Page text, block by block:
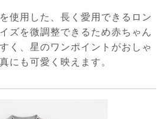
使用した、長く愛用できるロン
ズを微調整できるため赤ちゃん
く、星のワンポイントがおしゃ
にも可愛く映えます。